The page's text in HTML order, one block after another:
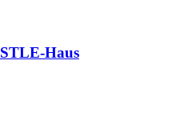
Haus